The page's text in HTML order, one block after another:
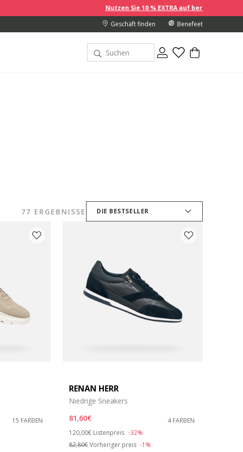
Nutzen Sie 10 % EXTRA auf bereits reduzierte Preise, wenn
Geschäft finden Benefeet
77 ERGEBNISSE DIE BESTSELLER
15 FARBEN
RENAN HERR
Niedrige Sneakers
81,60€
4 FARBEN
Price reduced from
120,00€ to
Listenpreis -32%
82,80€Vorheriger preis -1%